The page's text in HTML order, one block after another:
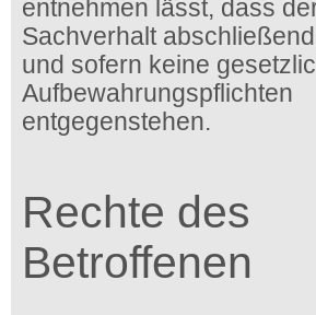
entnehmen lässt, dass
Sachverhalt
und sofern keine
Aufbewahrungspflichten
entgegenstehen.
Rechte des
Betroffenen